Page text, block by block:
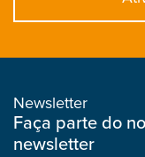
Newsletter
Faça parte do
newsletter